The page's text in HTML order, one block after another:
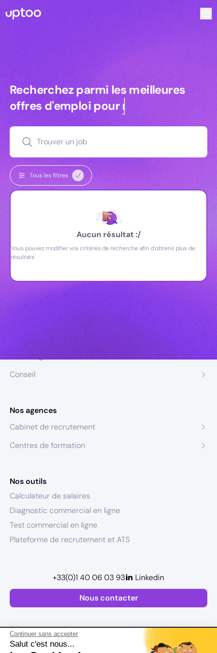
Continuer sans accepter
Salut c'est nous...
Recherchez parmi les meilleures
Recherchez parmi les meilleures
offres d'emploi pourmanagers
Trouver un job
Tous les filtres
Aucun résultat :/
Vous pouvez modifier vos critères de recherche afin d'obtenir plus de
résultats
Conseil
Nos agences
Cabinet de recrutement
Centres de formation
Nos outils
Calculateur de salaires
Diagnostic commercial en ligne
Test commercial en ligne
Plateforme de recrutement et ATS
Nous contacter
+33(0)1 40 06 03 93 Linkedin